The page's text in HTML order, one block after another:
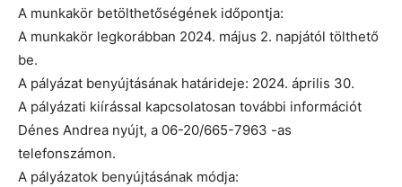
A munkakör betölthetőségének időpontja:
A munkakör legkorábban 2024. május 2. napjától tölthető
be.
A pályázat benyújtásának határideje: 2024. április 30.
A pályázati kiírással kapcsolatosan további információt
Dénes Andrea nyújt, a 06-20/665-7963 -as
telefonszámon.
A pályázatok benyújtásának módja: